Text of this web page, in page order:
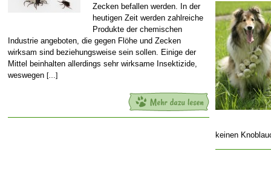
Zecken befallen werden. In der
heutigen Zeit werden zahlreiche
Produkte der chemischen
Industrie angeboten, die gegen Flöhe und Zecken
wirksam sind beziehungsweise sein sollen. Einige der
Mittel beinhalten allerdings sehr wirksame Insektizide,
weswegen […]
keinen